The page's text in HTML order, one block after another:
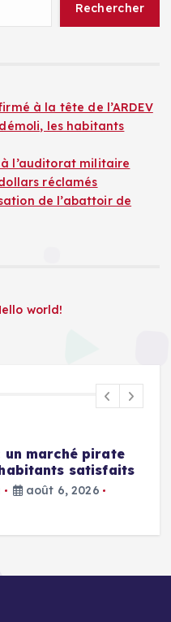
Rechercher
à la tête de l’ARDEV
les habitants
l’auditorat militaire
réclamés
de l’abattoir de
world!
marché pirate
satisfaits
août 6, 2026